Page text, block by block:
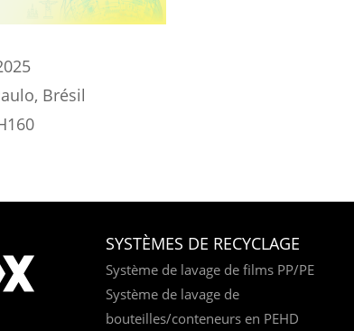
Brésil
SYSTÈMES DE RECYCLAGE
Système de lavage de films PP/PE
Système de lavage de
bouteilles/conteneurs en PEHD